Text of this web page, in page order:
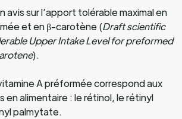
avis sur l’apport tolérable maximal en
et en β-carotène (Draft scientific
Upper Intake Level for preformed
).
A préformée correspond aux
en alimentaire : le rétinol, le rétinyl
palmytate.